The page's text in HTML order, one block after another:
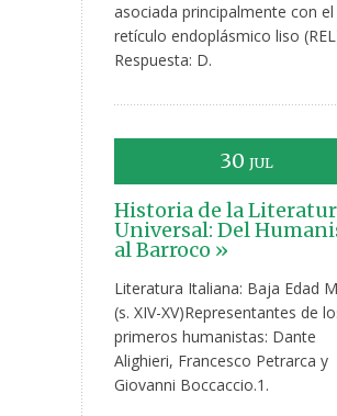
asociada principalmente con el
retículo endoplásmico liso
Respuesta: D.
30 JUL
Historia de la
Universal: Del
al Barroco »
Literatura Italiana: Baja Edad
(s. XIV-XV)Representantes de
primeros humanistas: Dante
Alighieri, Francesco Petrarca y
Giovanni Boccaccio.1.